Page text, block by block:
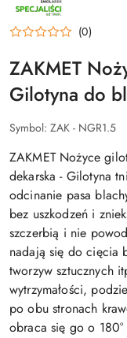
(0)
ZAKMET
Gilotyna do
Symbol: ZAK - NGR1.5
ZAKMET Nożyce
dekarska - Gilotyna
odcinanie pasa
bez uszkodzeń i
szczerbią i nie
nadają się do cięcia
tworzyw sztucznych
wytrzymałości,
po obu stronach
obraca się go o